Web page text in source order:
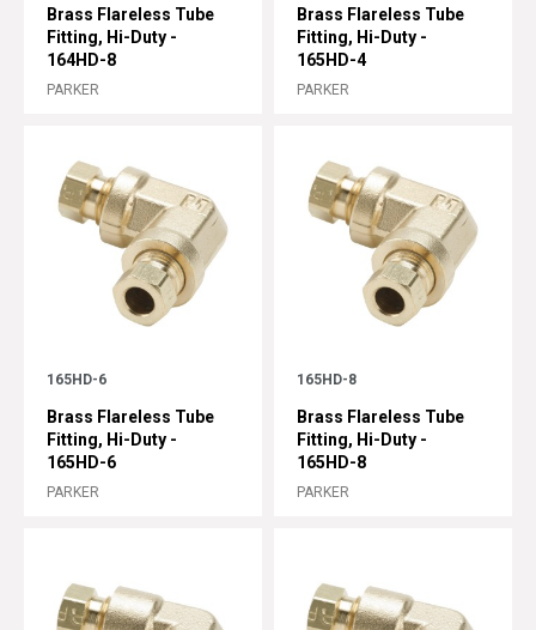
Brass Flareless Tube
Fitting, Hi-Duty -
164HD-8
PARKER
Brass Flareless Tube
Fitting, Hi-Duty -
165HD-4
PARKER
165HD-6
Brass Flareless Tube
Fitting, Hi-Duty -
165HD-6
PARKER
165HD-8
Brass Flareless Tube
Fitting, Hi-Duty -
165HD-8
PARKER